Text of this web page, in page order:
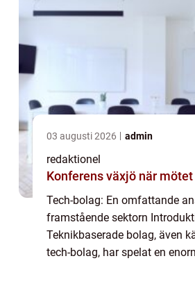
03 augusti 2026 admin
redaktionel
Konferens
Tech-bolag: En omfattande
framstående sektorn
Teknikbaserade bolag, även
tech-bolag, har spelat en